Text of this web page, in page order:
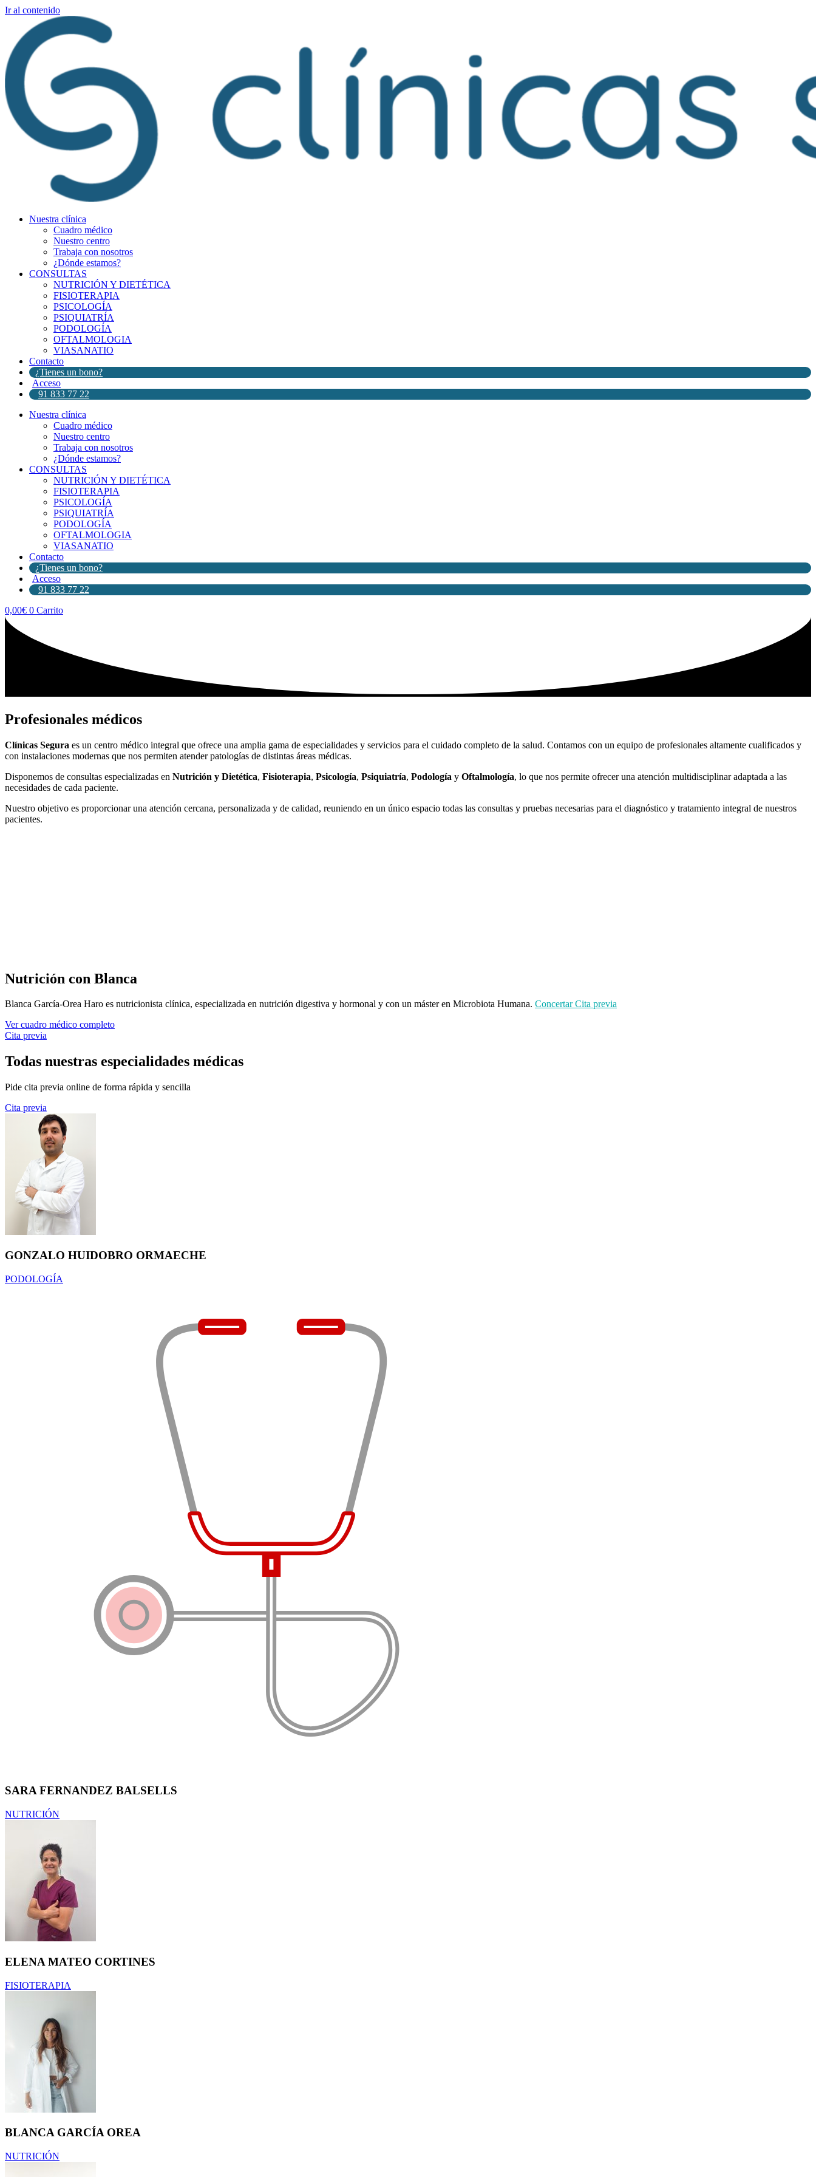
Ir al contenido
Nuestra clínica
Cuadro médico
Nuestro centro
Trabaja con nosotros
¿Dónde estamos?
CONSULTAS
NUTRICIÓN Y DIETÉTICA
FISIOTERAPIA
PSICOLOGÍA
PSIQUIATRÍA
PODOLOGÍA
OFTALMOLOGIA
VIASANATIO
Contacto
¿Tienes un bono?
Acceso
91 833 77 22
Nuestra clínica
Cuadro médico
Nuestro centro
Trabaja con nosotros
¿Dónde estamos?
CONSULTAS
NUTRICIÓN Y DIETÉTICA
FISIOTERAPIA
PSICOLOGÍA
PSIQUIATRÍA
PODOLOGÍA
OFTALMOLOGIA
VIASANATIO
Contacto
¿Tienes un bono?
Acceso
91 833 77 22
0,00€ 0 Carrito
Profesionales médicos
Clínicas Segura es un centro médico integral que ofrece una amplia gama de especialidades y servicios para el cuidado completo de la salud. Contamos con un equipo de profesionales altamente cualificados y
con instalaciones modernas que nos permiten atender patologías de distintas áreas médicas.
Disponemos de consultas especializadas en Nutrición y Dietética, Fisioterapia, Psicología, Psiquiatría, Podología y Oftalmología, lo que nos permite ofrecer una atención multidisciplinar adaptada a las
necesidades de cada paciente.
Nuestro objetivo es proporcionar una atención cercana, personalizada y de calidad, reuniendo en un único espacio todas las consultas y pruebas necesarias para el diagnóstico y tratamiento integral de nuestros
pacientes.
Nutrición con Blanca
Blanca García-Orea Haro es nutricionista clínica, especializada en nutrición digestiva y hormonal y con un máster en Microbiota Humana. Concertar Cita previa
Ver cuadro médico completo
Cita previa
Todas nuestras especialidades médicas
Pide cita previa online de forma rápida y sencilla
Cita previa
GONZALO HUIDOBRO ORMAECHE
PODOLOGÍA
SARA FERNANDEZ BALSELLS
NUTRICIÓN
ELENA MATEO CORTINES
FISIOTERAPIA
BLANCA GARCÍA OREA
NUTRICIÓN